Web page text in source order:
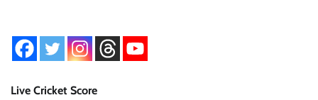
Live Cricket Score